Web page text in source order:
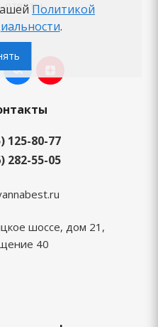
ответы
125-80-77
282-55-05
шоссе, дом 21,
40
Политикой
.